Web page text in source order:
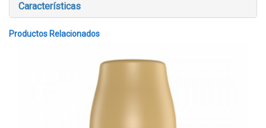
Características
Productos Relacionados